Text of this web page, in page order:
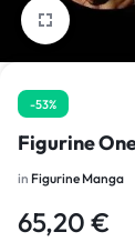
-53%
Figurine
in Figurine Manga
65,20 €